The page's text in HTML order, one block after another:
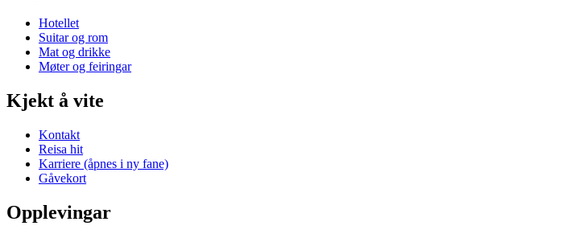
Hotellet
Suitar og rom
Mat og drikke
Møter og feiringar
Kjekt å vite
Kontakt
Reisa hit
Karriere (åpnes i ny fane)
Gåvekort
Opplevingar